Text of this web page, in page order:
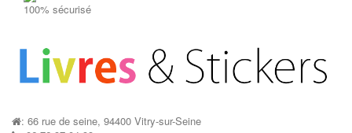
100% sécurisé
: 66 rue de seine, 94400 Vitry-sur-Seine